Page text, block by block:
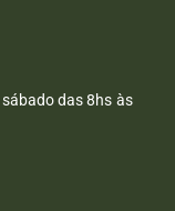
das 8hs às